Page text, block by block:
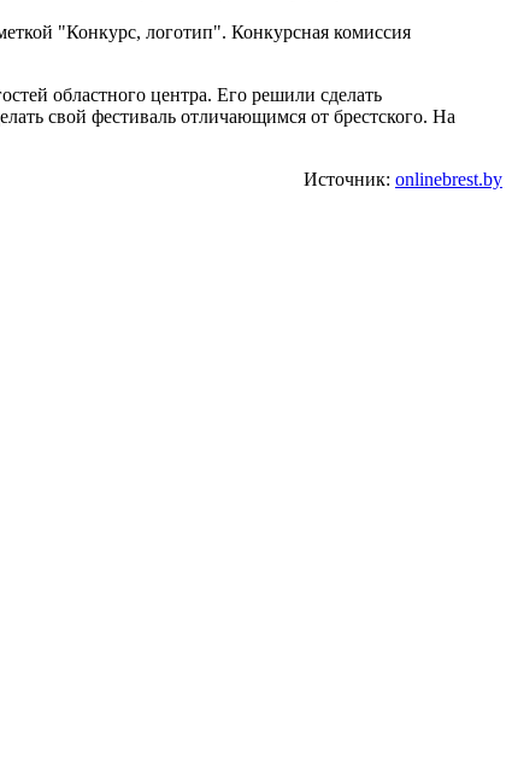
"Конкурс, логотип". Конкурсная комиссия
областного центра. Его решили сделать
свой фестиваль отличающимся от брестского. На
Источник: onlinebrest.by